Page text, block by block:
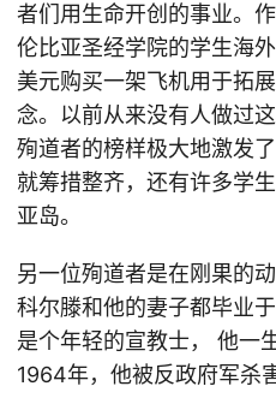
者们用生命开创的事业。
伦比亚圣经学院的学生海
美元购买一架飞机用于拓
念。以前从来没有人做过
殉道者的榜样极大地激发
就筹措整齐，还有许多学
亚岛。
另一位殉道者是在刚果的
科尔滕和他的妻子都毕业
是个年轻的宣教士， 他一
1964年，他被反政府军杀害